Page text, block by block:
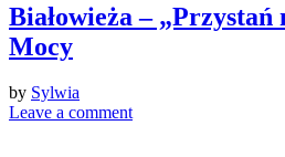
Białowieża –
Mocy
by Sylwia
Leave a comment